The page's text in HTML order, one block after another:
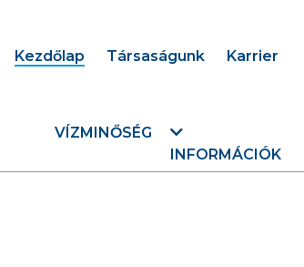
Kezdőlap Társaságunk Karrier
VÍZMINŐSÉG
INFORMÁCIÓK